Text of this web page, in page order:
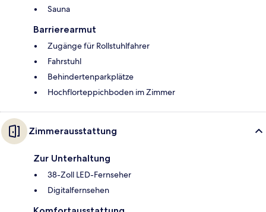
Sauna
Barrierearmut
Zugänge für Rollstuhlfahrer
Fahrstuhl
Behindertenparkplätze
Hochflorteppichboden im Zimmer
Zimmerausstattung
Zur Unterhaltung
38-Zoll LED-Fernseher
Digitalfernsehen